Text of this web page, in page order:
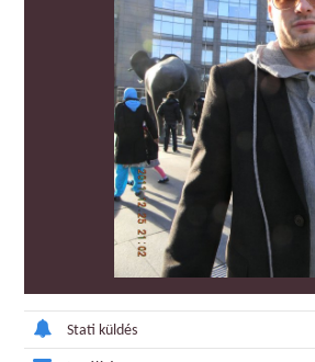
Stati küldés